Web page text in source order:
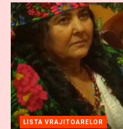
LISTA VRAJITOARELOR